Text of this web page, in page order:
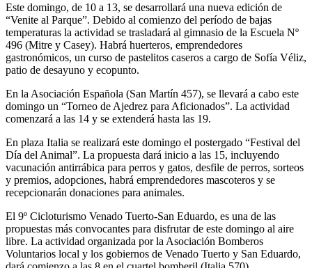
Este domingo, de 10 a 13, se desarrollará una nueva edición de
“Venite al Parque”. Debido al comienzo del período de bajas
temperaturas la actividad se trasladará al gimnasio de la Escuela Nº
496 (Mitre y Casey). Habrá huerteros, emprendedores
gastronómicos, un curso de pastelitos caseros a cargo de Sofía Véliz,
patio de desayuno y ecopunto.
En la Asociación Española (San Martín 457), se llevará a cabo este
domingo un “Torneo de Ajedrez para Aficionados”. La actividad
comenzará a las 14 y se extenderá hasta las 19.
En plaza Italia se realizará este domingo el postergado “Festival del
Día del Animal”. La propuesta dará inicio a las 15, incluyendo
vacunación antirrábica para perros y gatos, desfile de perros, sorteos
y premios, adopciones, habrá emprendedores mascoteros y se
recepcionarán donaciones para animales.
El 9º Cicloturismo Venado Tuerto-San Eduardo, es una de las
propuestas más convocantes para disfrutar de este domingo al aire
libre. La actividad organizada por la Asociación Bomberos
Voluntarios local y los gobiernos de Venado Tuerto y San Eduardo,